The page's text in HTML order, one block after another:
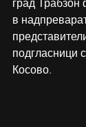
град
в
подгласници
Косово.